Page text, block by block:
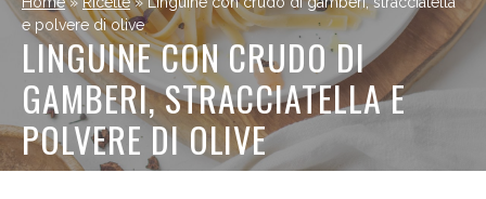
e polvere di olive
LINGUINE CON CRUDO DI
GAMBERI, STRACCIATELLA E
POLVERE DI OLIVE